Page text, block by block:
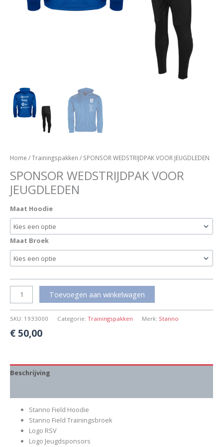
Home /Trainingspakken / SPONSOR WEDSTRIJDPAK VOOR JEUGDLEDEN
SPONSOR WEDSTRIJDPAK VOOR
JEUGDLEDEN
Maat Hoodie
Maat Broek
Toevoegen aan winkelwagen
SKU: 1933000 Categorie: Trainingspakken Merk: Stanno
€ 50,00
Beschrijving
Stanno Field Hoodie
Stanno Field Trainingsbroek
Logo RSV
Logo Jeugdsponsors